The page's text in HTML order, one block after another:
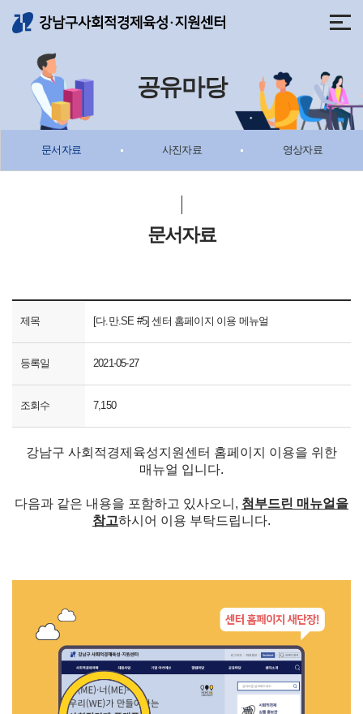
메뉴 바로가기
공유마당
문서자료 사진자료 영상자료
문서자료
제목 [다.만.SE #5] 센터 홈페이지 이용 메뉴얼
등록일 2021-05-27
조회수 7,150
강남구 사회적경제육성지원센터 홈페이지 이용을 위한
매뉴얼 입니다.
다음과 같은 내용을 포함하고 있사오니, 첨부드린 매뉴얼을
참고하시어 이용 부탁드립니다.